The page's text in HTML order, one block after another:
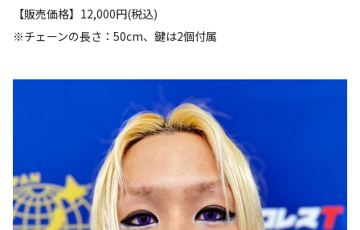
【販売価格】12,000円(税込)
※チェーンの長さ：50cm、鍵は2個付属